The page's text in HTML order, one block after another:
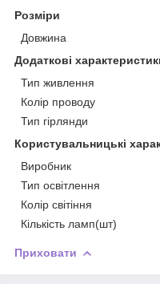
Розміри
Довжина
Додаткові
Тип живлення
Колір проводу
Тип гірлянди
Користувальницькі
Виробник
Тип освітлення
Колір світіння
Кількість ламп(шт)
Приховати